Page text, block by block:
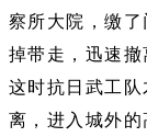
察所大院，缴
掉带走，迅速撤
这时抗日武工
离，进入城外的